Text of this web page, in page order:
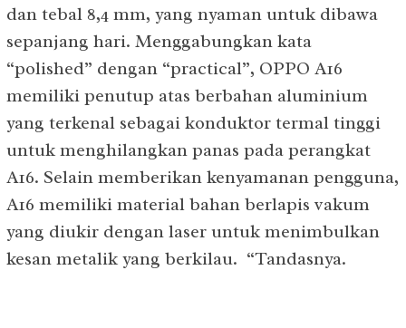
dan tebal 8,4 mm, yang nyaman untuk dibawa
sepanjang hari. Menggabungkan kata
“polished” dengan “practical”, OPPO A16
memiliki penutup atas berbahan aluminium
yang terkenal sebagai konduktor termal tinggi
untuk menghilangkan panas pada perangkat
A16. Selain memberikan kenyamanan pengguna,
A16 memiliki material bahan berlapis vakum
yang diukir dengan laser untuk menimbulkan
kesan metalik yang berkilau. “Tandasnya.